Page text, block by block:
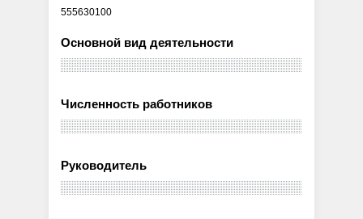
555630100
Основной вид деятельности
Численность работников
Руководитель